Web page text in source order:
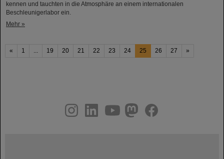
kennen und tauchten in die Atmosphäre an einem internationalen
Beschleunigerlabor ein.
Mehr »
« 1 ... 19 20 21 22 23 24 25 26 27 »
youtubehelmholtz.socialfacebook